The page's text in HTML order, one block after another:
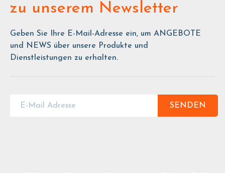
zu unserem Newsletter
Geben Sie Ihre E-Mail-Adresse ein, um ANGEBOTE
und NEWS über unsere Produkte und
Dienstleistungen zu erhalten.
SENDEN